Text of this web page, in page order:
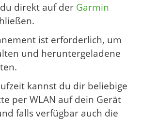
direkt auf der Garmin
ist erforderlich, um
und heruntergeladene
kannst du dir beliebige
per WLAN auf dein Gerät
falls verfügbar auch die